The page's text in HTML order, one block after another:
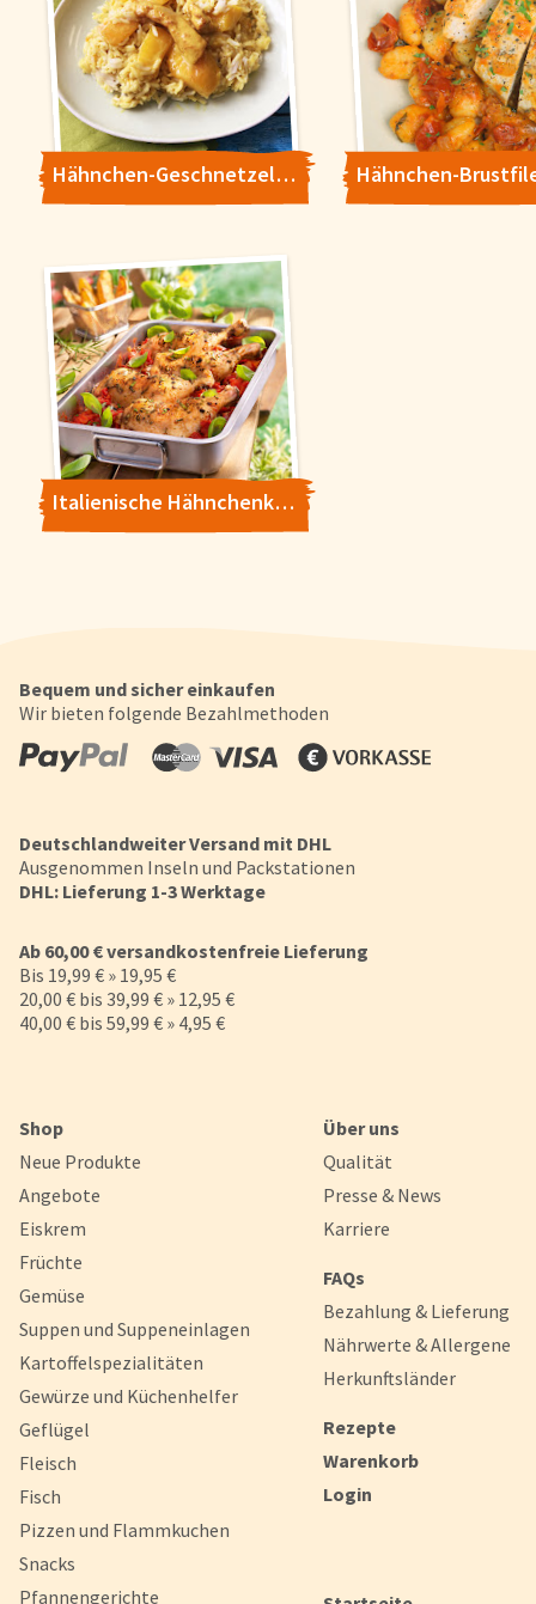
Hähnchen-Geschnetzeltes mit Curry-Mango-Sauce
Italienische Hähnchenkeulen
Bequem und sicher einkaufen
Wir bieten folgende Bezahlmethoden
Deutschlandweiter Versand mit DHL
Ausgenommen Inseln und Packstationen
DHL: Lieferung 1-3 Werktage
Ab 60,00 € versandkostenfreie Lieferung
Bis 19,99 € » 19,95 €
20,00 € bis 39,99 € » 12,95 €
40,00 € bis 59,99 € » 4,95 €
Shop
Neue Produkte
Angebote
Eiskrem
Früchte
Gemüse
Suppen und Suppeneinlagen
Kartoffelspezialitäten
Gewürze und Küchenhelfer
Geflügel
Fleisch
Fisch
Pizzen und Flammkuchen
Snacks
Pfannengerichte
Über uns
Qualität
Presse & News
Karriere
FAQs
Bezahlung & Lieferung
Nährwerte & Allergene
Herkunftsländer
Rezepte
Warenkorb
Login